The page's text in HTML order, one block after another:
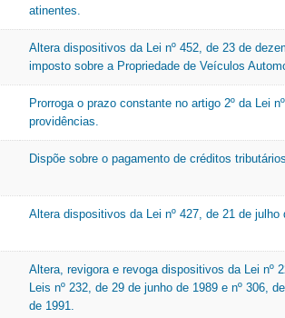
atinentes.
Altera dispositivos da Lei nº 452, de 23 de
imposto sobre a Propriedade de Veículos
Prorroga o prazo constante no artigo 2º da Lei
providências.
Dispõe sobre o pagamento de créditos
Altera dispositivos da Lei nº 427, de 21 de julho
Altera, revigora e revoga dispositivos da Lei nº
Leis nº 232, de 29 de junho de 1989 e nº 306,
de 1991.